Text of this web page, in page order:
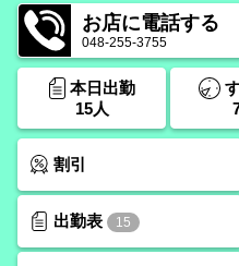
お店に電話する
048-255-3755
本日出勤
15人
割引
出勤表 15